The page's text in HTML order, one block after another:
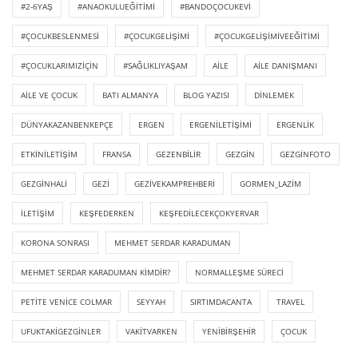
#2-6YAŞ #ANAOKULUEĞITIMI #BANDOÇOCUKEVI
#ÇOCUKBESLENMESI #ÇOCUKGELIŞIMI #ÇOCUKGELIŞIMIVEEĞITIMI
#ÇOCUKLARIMIZIÇIN #SAĞLIKLIYAŞAM AILE AILE DANIŞMANI
AILE VE ÇOCUK BATI ALMANYA BLOG YAZISI DINLEMEK
DÜNYAKAZANBENKEPÇE ERGEN ERGENILETIŞIMI ERGENLIK
ETKINILETIŞIM FRANSA GEZENBILIR GEZGIN GEZGINFOTO
GEZGINHALI GEZI GEZIVEKAMPREHBERI GORMEN_LAZIM
ILETIŞIM KEŞFEDERKEN KEŞFEDILECEKÇOKYERVAR
KORONA SONRASI MEHMET SERDAR KARADUMAN
MEHMET SERDAR KARADUMAN KIMDIR? NORMALLEŞME SÜRECI
PETITE VENICE COLMAR SEYYAH SIRTIMDACANTA TRAVEL
UFUKTAKIGEZGINLER VAKITVARKEN YENIBIRŞEHIR ÇOCUK